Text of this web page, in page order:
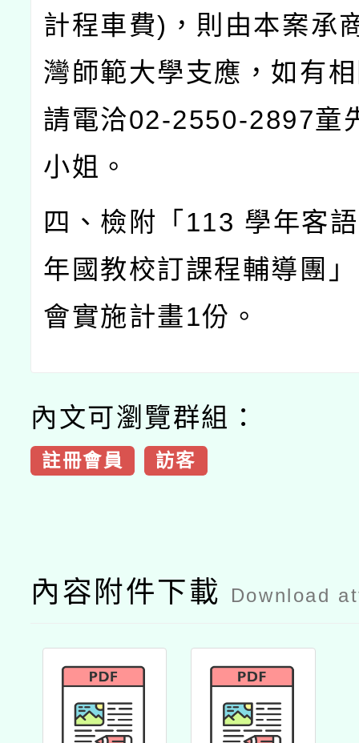
計程車費) ，則由本案承
灣師範大學支應，如有
請電洽02-2550-2897童
小姐。
四、檢附「 113 學年客
年國教校訂課程輔導團」
會實施計畫1份。
內文可瀏覽群組：
註冊會員 訪客
內容附件下載 Download